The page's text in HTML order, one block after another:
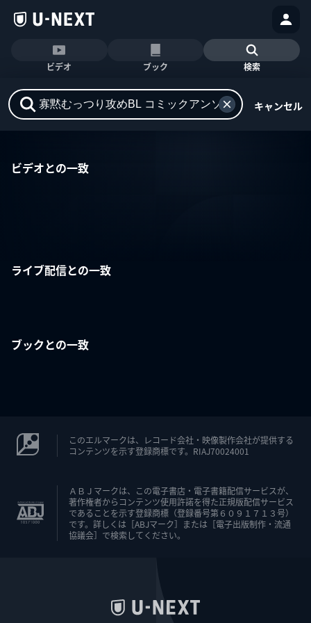
ビデオ ブック 検索
キャンセル
ビデオとの一致
ライブ配信との一致
ブックとの一致
このエルマークは、レコード会社・映像製作会社が提供する
コンテンツを示す登録商標です。RIAJ70024001
ＡＢＪマークは、この電子書店・電子書籍配信サービスが、
著作権者からコンテンツ使用許諾を得た正規版配信サービス
であることを示す登録商標（登録番号第６０９１７１３号）
です。詳しくは［ABJマーク］または［電子出版制作・流通
協議会］で検索してください。